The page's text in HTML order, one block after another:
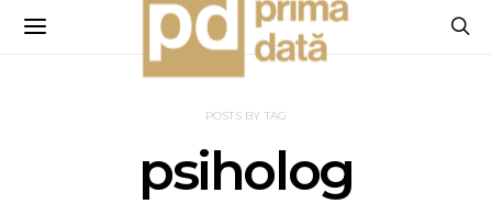
POSTS BY TAG
psiholog